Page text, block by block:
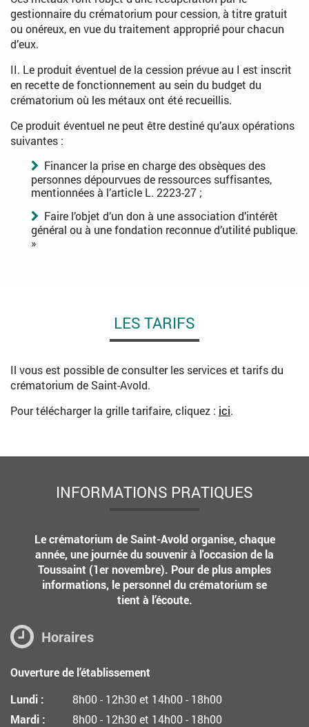
gestionnaire du crématorium pour cession, à titre gratuit
ou onéreux, en vue du traitement approprié pour chacun
d’eux.
II. Le produit éventuel de la cession prévue au I est inscrit
en recette de fonctionnement au sein du budget du
crématorium où les métaux ont été recueillis.
Ce produit éventuel ne peut être destiné qu’aux opérations
suivantes :
Financer la prise en charge des obsèques des
personnes dépourvues de ressources suffisantes,
mentionnées à l’article L. 2223-27 ;
Faire l’objet d’un don à une association d’intérêt
général ou à une fondation reconnue d’utilité publique.
»
LES TARIFS
Il vous est possible de consulter les services et tarifs du
crématorium de Saint-Avold.
Pour télécharger la grille tarifaire, cliquez : ici.
INFORMATIONS PRATIQUES
Le crématorium de Saint-Avold organise, chaque
année, une journée du souvenir à l'occasion de la
Toussaint (1er novembre). Pour de plus amples
informations, le personnel du crématorium se
tient à l’écoute.
Horaires
Ouverture de l’établissement
Lundi :
8h00 - 12h30 et 14h00 - 18h00
Mardi :
8h00 - 12h30 et 14h00 - 18h00